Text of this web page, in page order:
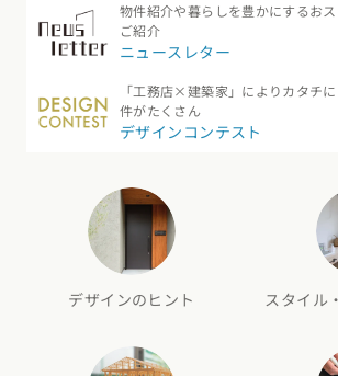
物件紹介や暮らしを豊かにするお
ご紹介
ニュースレター
「工務店×建築家」によりカタチ
件がたくさん
デザインコンテスト
デザインのヒント スタイル